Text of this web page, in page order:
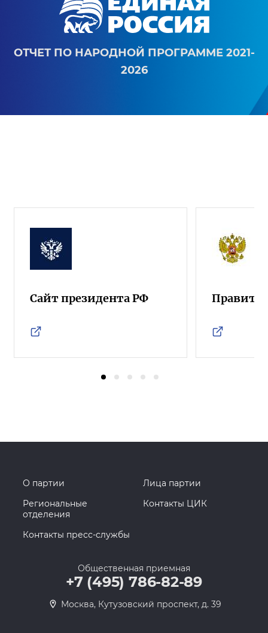
ОТЧЕТ ПО НАРОДНОЙ ПРОГРАММЕ 2021-
2026
Сайт президента РФ
О партии
Лица партии
Региональные
отделения
Контакты ЦИК
Контакты пресс-службы
Общественная приемная
+7 (495) 786-82-89
Москва, Кутузовский проспект, д. 39